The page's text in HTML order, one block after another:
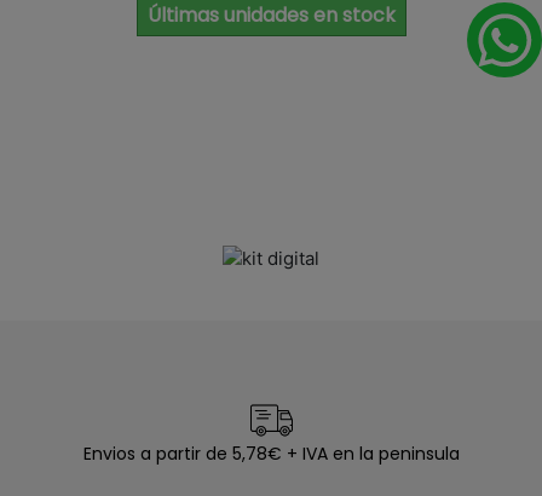
Últimas unidades en stock
Envios a partir de 5,78€ + IVA en la peninsula